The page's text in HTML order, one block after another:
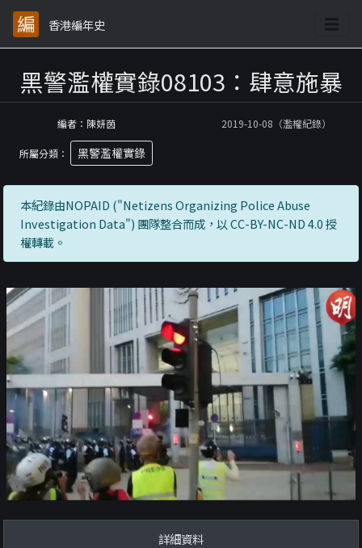
香港編年史
黑警濫權實錄08103：肆意施暴
編者：陳妍茵 2019-10-08（濫權紀錄）
所屬分類： 黑警濫權實錄
本紀錄由NOPAID ("Netizens Organizing Police Abuse
Investigation Data") 團隊整合而成，以 CC-BY-NC-ND 4.0 授
權轉載。
詳細資料